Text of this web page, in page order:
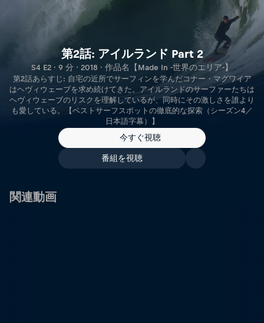
第2話: アイルランド Part 2
S4 E2 · 9 分 · 2018 · 作品名【Made In -世界のエリア-】
第2話あらすじ: 自宅の近所でサーフィンを学んだコナー・マグワイア
はヘヴィウェーブを求め続けてきた。アイルランドのサーファーたちは
ヘヴィウェーブのリスクを理解しているが、同時にその激しさを誰より
も愛している。【ベストサーフスポットの徹底的な探索（シーズン4／
日本語字幕）】
今すぐ視聴
番組を視聴
関連動画